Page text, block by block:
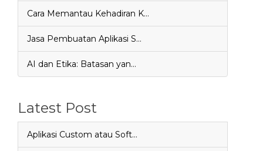
Cara Memantau Kehadiran K…
Jasa Pembuatan Aplikasi S…
AI dan Etika: Batasan yan…
Latest Post
Aplikasi Custom atau Soft…